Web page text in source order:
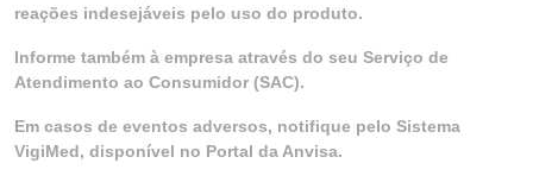
reações indesejáveis pelo uso do produto.
Informe também à empresa através do seu Serviço de
Atendimento ao Consumidor (SAC).
Em casos de eventos adversos, notifique pelo Sistema
VigiMed, disponível no Portal da Anvisa.